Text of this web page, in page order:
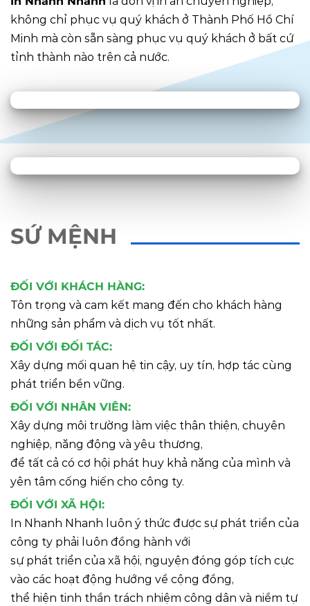
không chỉ phục vụ quý khách ở Thành Phố Hồ Chí
Minh mà còn sẵn sàng phục vụ quý khách ở bất cứ
tỉnh thành nào trên cả nước.
SỨ MỆNH
ĐỐI VỚI KHÁCH HÀNG:
Tôn trọng và cam kết mang đến cho khách hàng
những sản phẩm và dịch vụ tốt nhất.
ĐỐI VỚI ĐỐI TÁC:
Xây dựng mối quan hệ tin cậy, uy tín, hợp tác cùng
phát triển bền vững.
ĐỐI VỚI NHÂN VIÊN:
Xây dựng môi trường làm việc thân thiện, chuyên
nghiệp, năng động và yêu thương,
để tất cả có cơ hội phát huy khả năng của mình và
yên tâm cống hiến cho công ty.
ĐỐI VỚI XÃ HỘI:
In Nhanh Nhanh luôn ý thức được sự phát triển của
công ty phải luôn đồng hành với
sự phát triển của xã hội, nguyện đóng góp tích cực
vào các hoạt động hướng về cộng đồng,
thể hiện tinh thần trách nhiệm công dân và niềm tự